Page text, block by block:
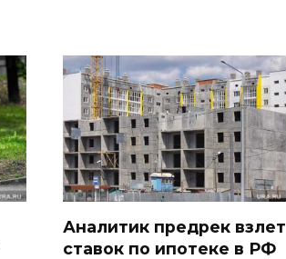
Аналитик предрек взлет
ставок по ипотеке в РФ